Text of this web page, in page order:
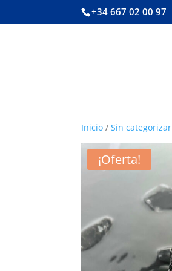
+34 667 02 00 97
Inicio /Sin categorizar
¡Oferta!